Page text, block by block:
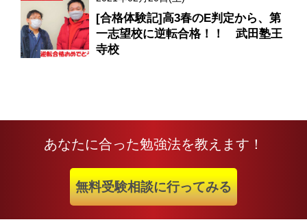
[合格体験記]高3春のE判定から、第
一志望校に逆転合格！！ 武田塾王
寺校
あなたに合った勉強法を教えます！
無料受験相談に行ってみる